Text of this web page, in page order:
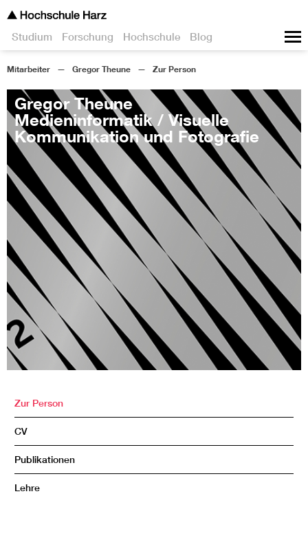
Studium Forschung Hochschule Blog
Mitarbeiter Gregor Theune Zur Person
Gregor Theune
Medieninformatik / Visuelle
Kommunikation und Fotografie
Zur Person
CV
Publikationen
Lehre